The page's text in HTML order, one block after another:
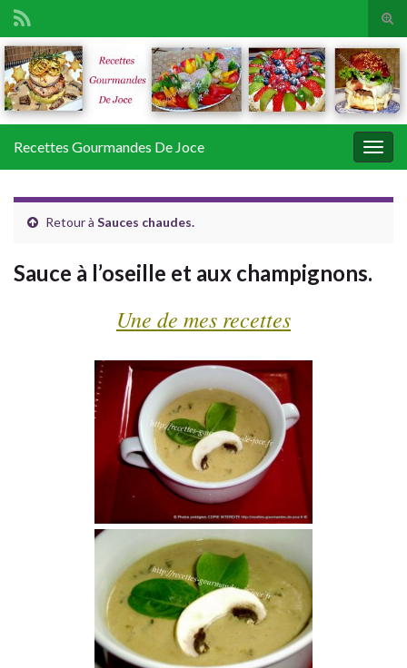
Search for:
Recettes Gourmandes De Joce
Retour à Sauces chaudes.
Sauce à l’oseille et aux champignons.
Une de mes recettes